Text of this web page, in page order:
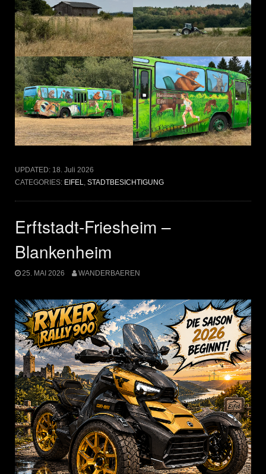
UPDATED: 18. Juli 2026
CATEGORIES: EIFEL STADTBESICHTIGUNG
Erftstadt-Friesheim –
Blankenheim
25. MAI 2026 WANDERBAEREN